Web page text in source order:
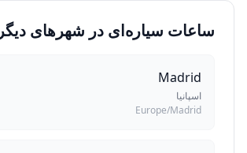
ساعات سیاره‌ای در شهرهای دیگر
Madrid
اسپانیا
Europe/Madrid